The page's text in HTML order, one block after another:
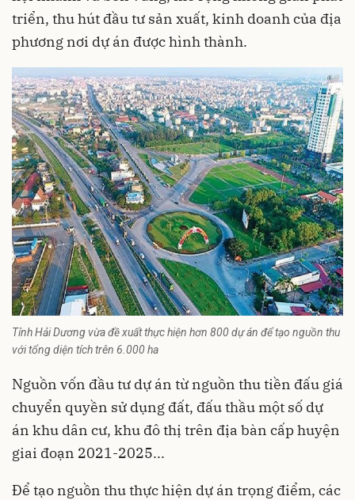
triển, thu hút đầu tư sản xuất, kinh doanh của địa
phương nơi dự án được hình thành.
Tỉnh Hải Dương vừa đề xuất thực hiện hơn 800 dự án để tạo nguồn thu
với tổng diện tích trên 6.000 ha
Nguồn vốn đầu tư dự án từ nguồn thu tiền đấu giá
chuyển quyền sử dụng đất, đấu thầu một số dự
án khu dân cư, khu đô thị trên địa bàn cấp huyện
giai đoạn 2021-2025...
Để tạo nguồn thu thực hiện dự án trọng điểm, các